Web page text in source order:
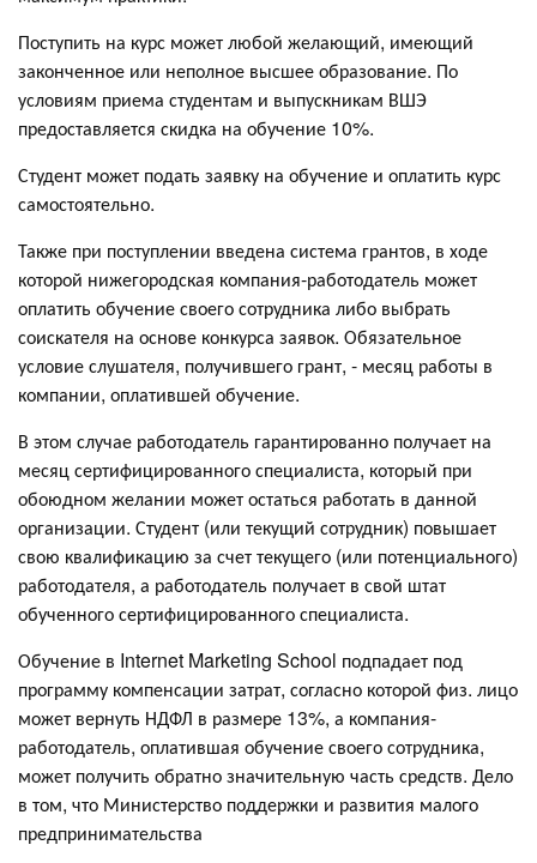
Поступить на курс может любой желающий, имеющий
законченное или неполное высшее образование. По
условиям приема студентам и выпускникам ВШЭ
предоставляется скидка на обучение 10%.
Студент может подать заявку на обучение и оплатить курс
самостоятельно.
Также при поступлении введена система грантов, в ходе
которой нижегородская компания-работодатель может
оплатить обучение своего сотрудника либо выбрать
соискателя на основе конкурса заявок. Обязательное
условие слушателя, получившего грант, - месяц работы в
компании, оплатившей обучение.
В этом случае работодатель гарантированно получает на
месяц сертифицированного специалиста, который при
обоюдном желании может остаться работать в данной
организации. Студент (или текущий сотрудник) повышает
свою квалификацию за счет текущего (или потенциального)
работодателя, а работодатель получает в свой штат
обученного сертифицированного специалиста.
Обучение в Internet Marketing School подпадает под
программу компенсации затрат, согласно которой физ. лицо
может вернуть НДФЛ в размере 13%, а компания-
работодатель, оплатившая обучение своего сотрудника,
может получить обратно значительную часть средств. Дело
в том, что Министерство поддержки и развития малого
предпринимательства